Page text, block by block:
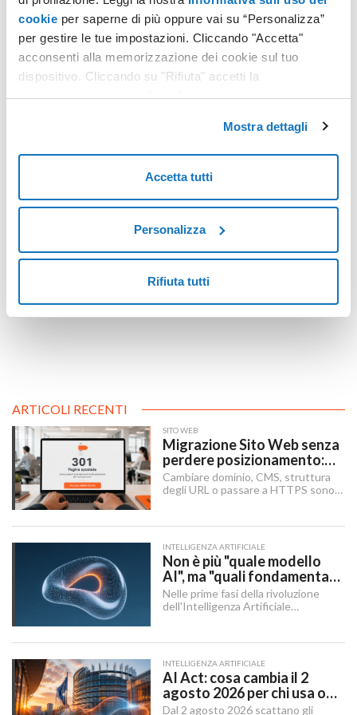
cookie per saperne di più oppure vai su “Personalizza”
per gestire le tue impostazioni. Cliccando "Accetta"
acconsenti alla memorizzazione dei cookie sul tuo
dispositivo. Cliccando su "Rifiuta" accetti la
memorizzazione dei soli cookie necessari.
Mostra dettagli
Accetta tutti
Personalizza
Rifiuta tutti
PEC
della raccomandata A/R per “chiudere” l’abbonamento della
un diverso operatore?
Leggi tutto
ARTICOLI RECENTI
SITO WEB
Migrazione Sito Web senza
perdere posizionamento:
Redirect 301, URL e
Checklist SEO
Cambiare dominio, CMS, struttura
degli URL o passare a HTTPS sono i
ricerca.
INTELLIGENZA ARTIFICIALE
Non è più "quale modello
AI", ma "quali fondamenta":
dati, infrastruttura,
governance
Nelle prime fasi della rivoluzione
dell'Intelligenza Artificiale
"Quale modello dobbiamo usare?".
INTELLIGENZA ARTIFICIALE
AI Act: cosa cambia il 2
agosto 2026 per chi usa o
integra l'AI
Dal 2 agosto 2026 scattano gli